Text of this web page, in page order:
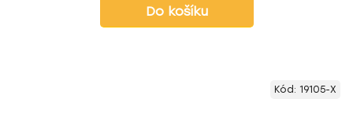
Do košíku
Kód: 19105-X